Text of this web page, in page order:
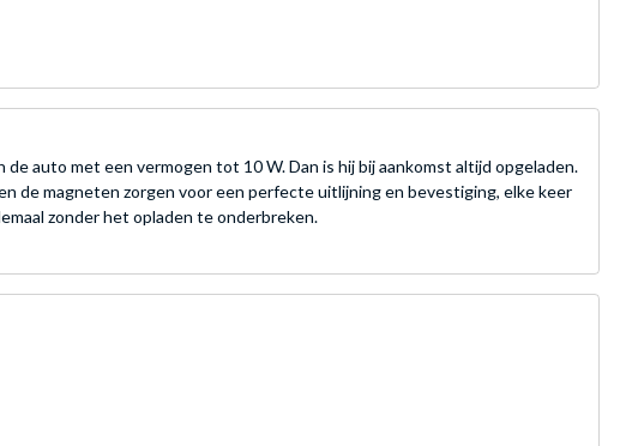
auto met een vermogen tot 10 W. Dan is hij bij aankomst altijd opgeladen.
de magneten zorgen voor een perfecte uitlijning en bevestiging, elke keer
zonder het opladen te onderbreken.